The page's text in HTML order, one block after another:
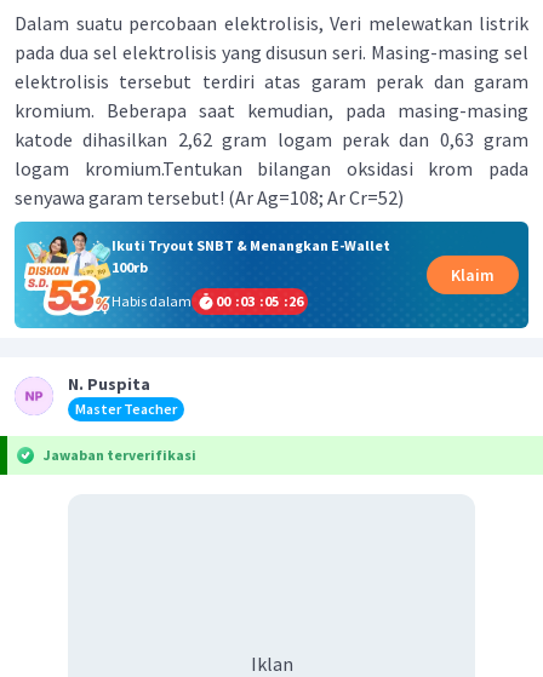
Dalam suatu percobaan elektrolisis, Veri melewatkan listrik
pada dua sel elektrolisis yang disusun seri. Masing-masing sel
elektrolisis tersebut terdiri atas garam perak dan garam
kromium. Beberapa saat kemudian, pada masing-masing
katode dihasilkan 2,62 gram logam perak dan 0,63 gram
logam kromium.Tentukan bilangan oksidasi krom pada
senyawa garam tersebut! (Ar Ag=108; Ar Cr=52)
Ikuti Tryout SNBT & Menangkan E-Wallet
100rb
Habis dalam
00 :03 :05 :26
Klaim
N. Puspita
Master Teacher
Jawaban terverifikasi
Iklan